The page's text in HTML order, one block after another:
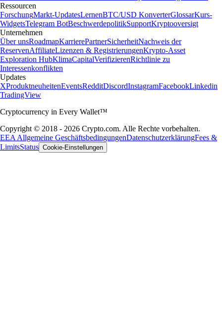
Ressourcen
ForschungMarkt-UpdatesLernenBTC/USD KonverterGlossarKurs-
WidgetsTelegram BotBeschwerdepolitikSupportKryptooversigt
Unternehmen
Über unsRoadmapKarrierePartnerSicherheitNachweis der
ReservenAffiliateLizenzen & RegistrierungenKrypto-Asset
Exploration HubKlimaCapitalVerifizierenRichtlinie zu
Interessenkonflikten
Updates
XProduktneuheitenEventsRedditDiscordInstagramFacebookLinkedin
TradingView
Cryptocurrency in Every Wallet™
Copyright © 2018 - 2026 Crypto.com. Alle Rechte vorbehalten.
EEA Allgemeine GeschäftsbedingungenDatenschutzerklärungFees &
LimitsStatus Cookie-Einstellungen